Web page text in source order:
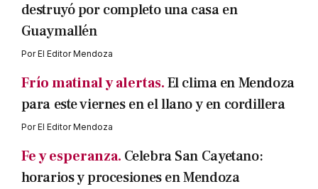
destruyó por completo una casa en
Guaymallén
PorEl Editor Mendoza
Frío matinal y alertas.El clima en Mendoza
para este viernes en el llano y en cordillera
PorEl Editor Mendoza
Fe y esperanza. Celebra San Cayetano:
horarios y procesiones en Mendoza